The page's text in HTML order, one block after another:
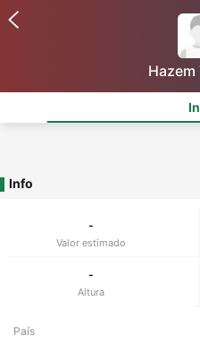
Hazem
Info
-
Valor estimado
-
Altura
País